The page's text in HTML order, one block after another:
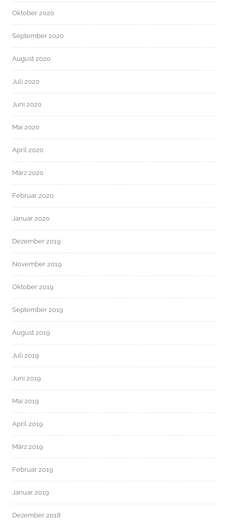
Oktober 2020
September 2020
August 2020
Juli 2020
Juni 2020
Mai 2020
April 2020
März 2020
Februar 2020
Januar 2020
Dezember 2019
November 2019
Oktober 2019
September 2019
August 2019
Juli 2019
Juni 2019
Mai 2019
April 2019
März 2019
Februar 2019
Januar 2019
Dezember 2018